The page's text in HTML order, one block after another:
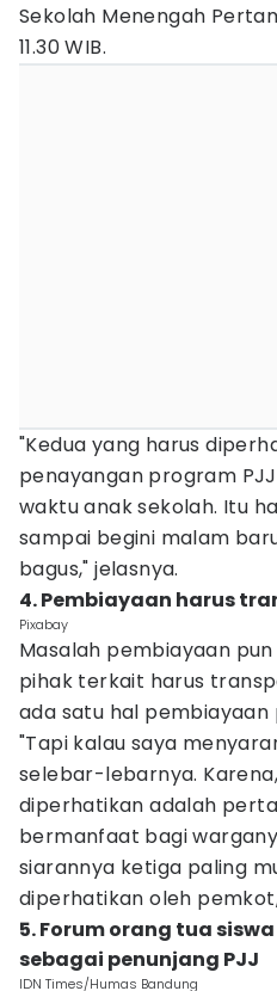
Sekolah Menengah
11.30 WIB.
"Kedua yang harus
penayangan program
waktu anak sekolah. Itu
sampai begini malam
bagus," jelasnya.
4. Pembiayaan harus
Pixabay
Masalah pembiayaan
pihak terkait harus
ada satu hal pembiayaan
"Tapi kalau saya
selebar-lebarnya.
diperhatikan adalah
bermanfaat bagi
siarannya ketiga paling
diperhatikan oleh
5. Forum orang tua
sebagai penunjang PJJ
IDN Times/Humas Bandung